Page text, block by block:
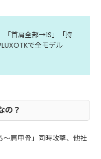
首肩全部→1S」「持
で全モデル
の？
肩甲骨」同時攻撃、他社